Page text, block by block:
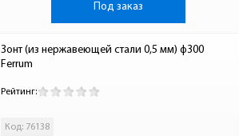
Под заказ
Зонт (из нержавеющей стали 0,5 мм) ф300
Ferrum
Рейтинг:
Код: 76138